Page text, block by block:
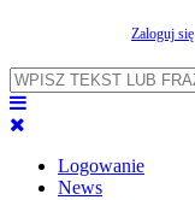
Zaloguj się
Logowanie
News